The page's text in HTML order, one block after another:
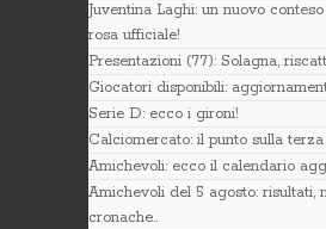
Juventina Laghi: un nuovo
rosa ufficiale!
Presentazioni (77): Solagna,
Giocatori disponibili:
Serie D: ecco i gironi!
Calciomercato: il punto sulla
Amichevoli: ecco il calendario
Amichevoli del 5 agosto: risultati,
cronache..